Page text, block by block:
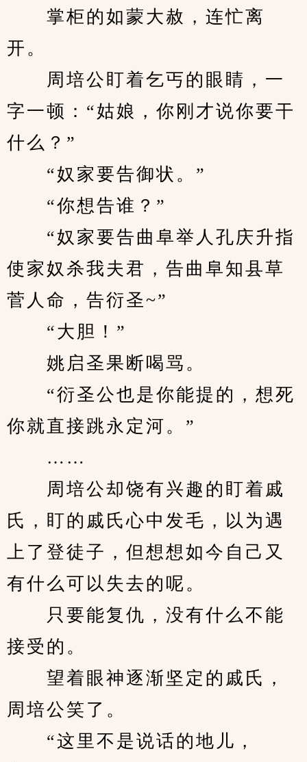
掌柜的如蒙大赦，连忙离
开。
周培公盯着乞丐的眼睛，一
字一顿：“姑娘，你刚才说你要干
什么？”
“奴家要告御状。”
“你想告谁？”
“奴家要告曲阜举人孔庆升指
使家奴杀我夫君，告曲阜知县草
菅人命，告衍圣~”
“大胆！”
姚启圣果断喝骂。
“衍圣公也是你能提的，想死
你就直接跳永定河。”
……
周培公却饶有兴趣的盯着戚
氏，盯的戚氏心中发毛，以为遇
上了登徒子，但想想如今自己又
有什么可以失去的呢。
只要能复仇，没有什么不能
接受的。
望着眼神逐渐坚定的戚氏，
周培公笑了。
“这里不是说话的地儿，